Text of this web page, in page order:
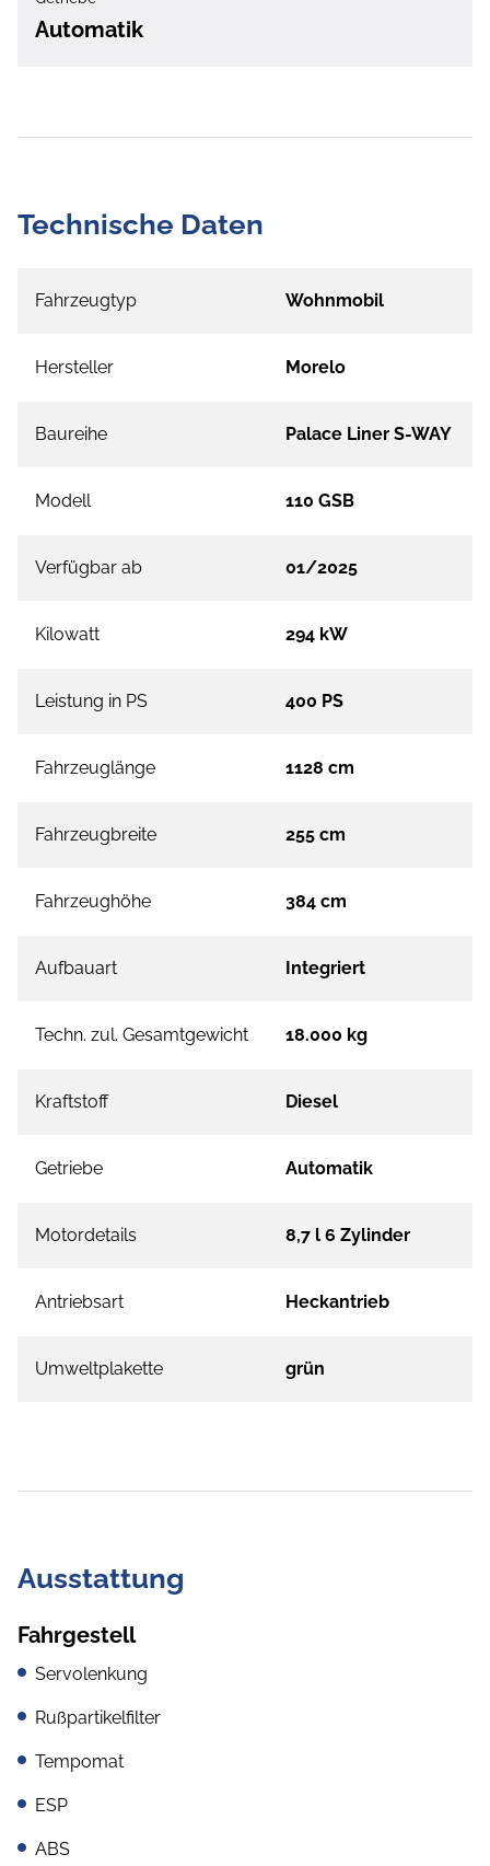
Automatik
Technische Daten
Fahrzeugtyp Wohnmobil
Hersteller Morelo
Baureihe Palace Liner S-WAY
Modell 110 GSB
Verfügbar ab 01/2025
Kilowatt 294 kW
Leistung in PS 400 PS
Fahrzeuglänge 1128 cm
Fahrzeugbreite 255 cm
Fahrzeughöhe 384 cm
Aufbauart Integriert
Techn. zul. Gesamtgewicht 18.000 kg
Kraftstoff Diesel
Getriebe Automatik
Motordetails 8,7 l 6 Zylinder
Antriebsart Heckantrieb
Umweltplakette grün
Ausstattung
Fahrgestell
Servolenkung
Rußpartikelfilter
Tempomat
ESP
ABS